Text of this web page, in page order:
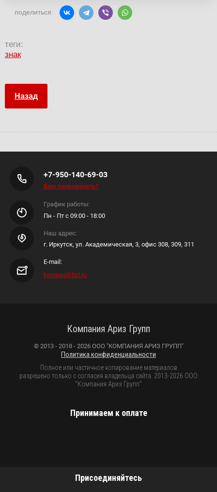
поделиться:
теги:
знак
Назад
+7-950-140-69-03
Вам перезвонить?
График работы:
Пн - Пт с 09:00 - 18:00
Наш адрес:
г. Иркутск, ул. Академическая, 3, офис 308, 309, 311
E-mail:
kompag@list.ru
Компания Ариз Групп
© 2013 - 2018 - 2026 ООО "КОМПАНИЯ АРИЗ ГРУПП"
Политика конфиденциальности
Полное или частичное копирование материалов
разрешено только с согласия владельца сайта. 2013-2026 ООО
"Компания Ариз Групп"
Принимаем к оплате
Присоединяйтесь